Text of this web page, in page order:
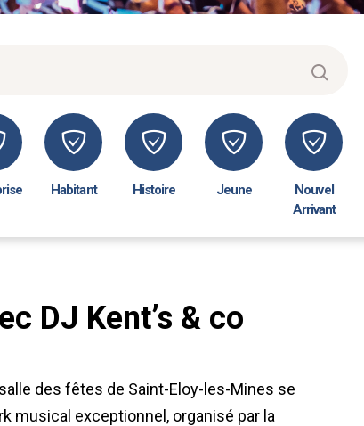
Habitant Histoire Jeune
Nouvel
Arrivant
DJ Kent’s & co
des fêtes de Saint-Eloy-les-Mines se
musical exceptionnel, organisé par la